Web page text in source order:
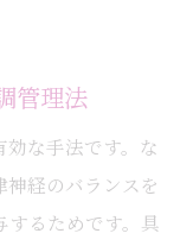
管理法
な手法です。な
経のバランスを
するためです。具